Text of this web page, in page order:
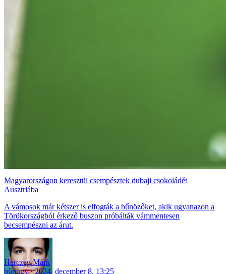
Magyarországon keresztül csempésztek dubaji csokoládét
Ausztriába
A vámosok már kétszer is elfogták a bűnözőket, akik ugyanazon a
Törökországból érkező buszon próbálták vámmentesen
becsempészni az árut.
Herczeg Márk
bűnügy
2024. december 8. 13:25